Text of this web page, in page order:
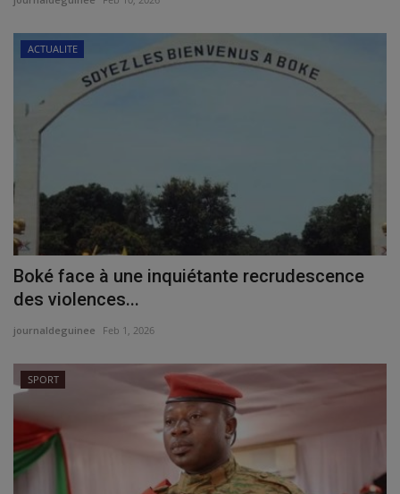
ACTUALITE
Boké face à une inquiétante recrudescence
des violences...
journaldeguinee Feb 1, 2026
SPORT